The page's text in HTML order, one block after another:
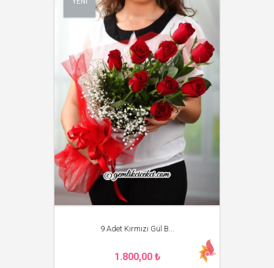
9 Adet Kırmızı Gül B...
1.800,00 ₺